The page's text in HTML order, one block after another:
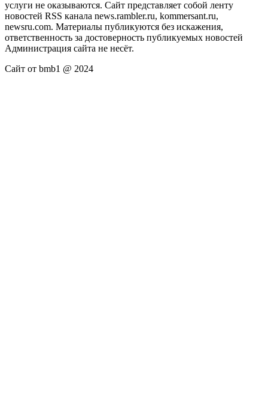
услуги не оказываются. Сайт представляет собой ленту
новостей RSS канала news.rambler.ru, kommersant.ru,
newsru.com. Материалы публикуются без искажения,
ответственность за достоверность публикуемых новостей
Администрация сайта не несёт.
Сайт от bmb1 @ 2024